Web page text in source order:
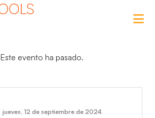
Este evento ha pasado.
jueves, 12 de septiembre de 2024